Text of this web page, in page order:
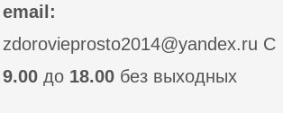
email:
zdorovieprosto2014@yandex.ru С
9.00 до 18.00 без выходных